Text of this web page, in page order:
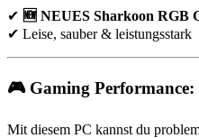
✔ 🆕 NEUES Sharkoon RGB
✔ Leise, sauber & leistungsstark
🎮 Gaming Performance:
Mit diesem PC kannst du